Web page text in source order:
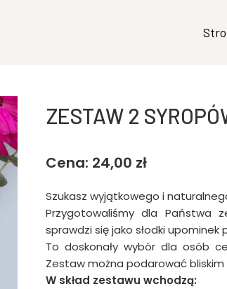
ZESTAW 2
Cena: 24,00 zł
Szukasz wyjątkowego i
Przygotowaliśmy dla Państwa
sprawdzi się jako słodki upominek
To doskonały wybór dla osób
Zestaw można podarować
W skład zestawu wchodzą: